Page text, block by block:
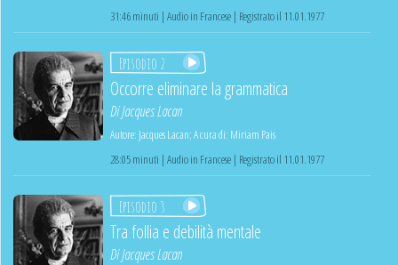
31:46 minuti | Audio in Francese | Registrato il 11.01.1977
Episodio 2
Occorre eliminare la grammatica
DiJacques Lacan
Autore: Jacques Lacan;A cura di: Miriam Pais
28:05 minuti | Audio in Francese | Registrato il 11.01.1977
Episodio 3
Tra follia e debilità mentale
DiJacques Lacan